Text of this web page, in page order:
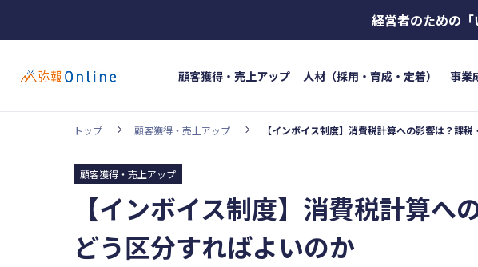
経営者のための
カテゴリー
顧客獲得・売上アップ
人材（採用・育成・定着）
事業成長・経営力アップ
経営ノウハウ＆トレンド
弥生の製品・サービス
業務効率化
顧客獲得・売上アップ 人材（採用・育成・定着） 事業
#人材育成
#店舗経営
トップ 顧客獲得・売上アップ 【インボイス制度】消費税計算への影響は？課
顧客獲得・売上アップ
【インボイス制度】消費税計算
どう区分すればよいのか